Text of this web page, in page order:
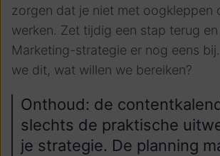
zorgen dat je niet met oogkleppen
werken. Zet tijdig een stap terug
Marketing-strategie er nog eens
we dit, wat willen we bereiken?
Onthoud: de
slechts de praktische
je strategie. De planning